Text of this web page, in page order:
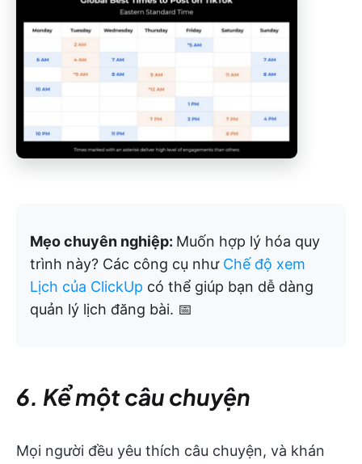
Mẹo chuyên nghiệp: Muốn hợp lý hóa quy
trình này? Các công cụ như Chế độ xem
Lịch của ClickUp có thể giúp bạn dễ dàng
quản lý lịch đăng bài. 📅
6. Kể một câu chuyện
Mọi người đều yêu thích câu chuyện, và khán